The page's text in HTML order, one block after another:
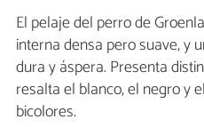
El pelaje del perro de
interna densa pero suave, y
dura y áspera. Presenta
resalta el blanco, el negro y
bicolores.